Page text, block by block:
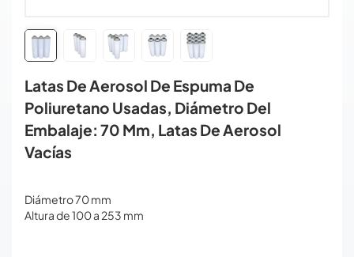
Latas De Aerosol De Espuma De
Poliuretano Usadas, Diámetro Del
Embalaje: 70 Mm, Latas De Aerosol
Vacías
Diámetro 70 mm
Altura de 100 a 253 mm